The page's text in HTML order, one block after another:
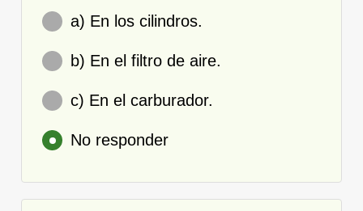
a) En los cilindros.
b) En el filtro de aire.
c) En el carburador.
No responder